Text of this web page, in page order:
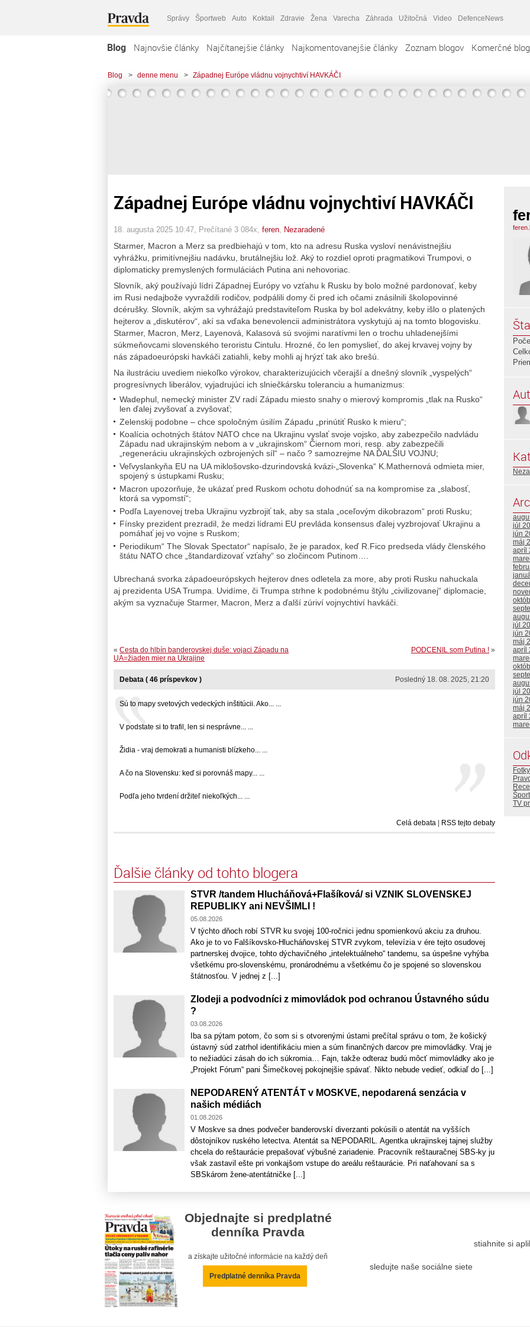
Správy Športweb Auto Koktail Zdravie Žena Varecha Záhrada Užitočná Video DefenceNews
Blog Najnovšie články Najčítanejšie články Najkomentovanejšie články Zoznam blogov Komerčné
Blog > denne menu > Západnej Európe vládnu vojnychtiví HAVKÁČI
Západnej Európe vládnu vojnychtiví HAVKÁČI
18. augusta 2025 10:47 , Prečítané 3 084x, feren Nezaradené
Starmer, Macron a Merz sa predbiehajú v tom, kto na adresu Ruska vysloví nenávistnejšiu
vyhrážku, primitívnejšiu nadávku, brutálnejšiu lož. Aký to rozdiel oproti pragmatikovi Trumpovi, o
diplomaticky premyslených formuláciách Putina ani nehovoriac.
Slovník, aký používajú lídri Západnej Európy vo vzťahu k Rusku by bolo možné pardonovať, keby
im Rusi nedajbože vyvraždili rodičov, podpálili domy či pred ich očami znásilnili školopovinné
dcérušky. Slovník, akým sa vyhrážajú predstaviteľom Ruska by bol adekvátny, keby išlo o platených
hejterov a „diskutérov“, akí sa vďaka benevolencii administrátora vyskytujú aj na tomto blogovisku.
Starmer, Macron, Merz, Layenová, Kalasová sú svojimi naratívmi len o trochu uhladenejšími
súkmeňovcami slovenského teroristu Cintulu. Hrozné, čo len pomyslieť, do akej krvavej vojny by
nás západoeurópski havkáči zatiahli, keby mohli aj hrýzť tak ako brešú.
Na ilustráciu uvediem niekoľko výrokov, charakterizujúcich včerajší a dnešný slovník „vyspelých“
progresívnych liberálov, vyjadrujúci ich slniečkársku toleranciu a humanizmus:
Wadephul, nemecký minister ZV radí Západu miesto snahy o mierový kompromis „tlak na Rusko“
len ďalej zvyšovať a zvyšovať;
Zelenskij podobne – chce spoločným úsilím Západu „prinútiť Rusko k mieru“;
Koalícia ochotných štátov NATO chce na Ukrajinu vyslať svoje vojsko, aby zabezpečilo nadvládu
Západu nad ukrajinským nebom a v „ukrajinskom“ Čiernom mori, resp. aby zabezpečili
„regeneráciu ukrajinských ozbrojených síl“ – načo ? samozrejme NA ĎALŠIU VOJNU;
Veľvyslankyňa EU na UA miklošovsko-dzurindovská kvázi-„Slovenka“ K.Mathernová odmieta mier,
spojený s ústupkami Rusku;
Macron upozorňuje, že ukázať pred Ruskom ochotu dohodnúť sa na kompromise za „slabosť,
ktorá sa vypomstí“;
Podľa Layenovej treba Ukrajinu vyzbrojiť tak, aby sa stala „oceľovým dikobrazom“ proti Rusku;
Fínsky prezident prezradil, že medzi lídrami EU prevláda konsensus ďalej vyzbrojovať Ukrajinu a
pomáhať jej vo vojne s Ruskom;
Periodikum“ The Slovak Spectator“ napísalo, že je paradox, keď R.Fico predseda vlády členského
štátu NATO chce „štandardizovať vzťahy“ so zločincom Putinom….
Ubrechaná svorka západoeurópskych hejterov dnes odletela za more, aby proti Rusku nahuckala
aj prezidenta USA Trumpa. Uvidíme, či Trumpa strhne k podobnému štýlu „civilizovanej“ diplomacie,
akým sa vyznačuje Starmer, Macron, Merz a ďalší zúriví vojnychtiví havkáči.
PODCENIL som Putina ! »
« Cesta do hlbín banderovskej duše: vojaci Západu na
UA=žiaden mier na Ukrajine
Posledný 18. 08. 2025, 21:20
Debata ( 46 príspevkov )
Sú to mapy svetových vedeckých inštitúcii. Ako... ...
V podstate si to trafil, len si nesprávne... ...
Židia - vraj demokrati a humanisti blízkeho... ...
A čo na Slovensku: keď si porovnáš mapy... ...
Podľa jeho tvrdení držiteľ niekoľkých... ...
Celá debata | RSS tejto debaty
Ďalšie články od tohto blogera
STVR /tandem Hlucháňová+Flašíková/ si VZNIK SLOVENSKEJ
REPUBLIKY ani NEVŠIMLI !
05.08.2026
V týchto dňoch robí STVR ku svojej 100-ročnici jednu spomienkovú akciu za druhou.
Ako je to vo Falšíkovsko-Hlucháňovskej STVR zvykom, televízia v ére tejto osudovej
partnerskej dvojice, tohto dýchavičného „intelektuálneho“ tandemu, sa úspešne vyhýba
všetkému pro-slovenskému, pronárodnému a všetkému čo je spojené so slovenskou
štátnosťou. V jednej z [...]
Zlodeji a podvodníci z mimovládok pod ochranou Ústavného súdu
?
03.08.2026
Iba sa pýtam potom, čo som si s otvorenými ústami prečítal správu o tom, že košický
ústavný súd zatrhol identifikáciu mien a súm finančných darcov pre mimovládky. Vraj je
to nežiadúci zásah do ich súkromia… Fajn, takže odteraz budú môcť mimovládky ako je
„Projekt Fórum“ pani Šimečkovej pokojnejšie spávať. Nikto nebude vedieť, odkiaľ do [...]
NEPODARENÝ ATENTÁT v MOSKVE, nepodarená senzácia v
našich médiách
01.08.2026
V Moskve sa dnes podvečer banderovskí diverzanti pokúsili o atentát na vyšších
dôstojníkov ruského letectva. Atentát sa NEPODARIL. Agentka ukrajinskej tajnej služby
chcela do reštaurácie prepašovať výbušné zariadenie. Pracovník reštauračnej SBS-ky ju
však zastavil ešte pri vonkajšom vstupe do areálu reštaurácie. Pri naťahovaní sa s
SBSkárom žene-atentátničke [...]
júl
jún
máj
apríl
júl
jún
máj
apríl
júl
jún
máj
apríl
Fotky
Šport
TV
Objednajte si predplatné
denníka Pravda
a získajte užitočné informácie na každý deň
Predplatné denníka Pravda
sledujte naše sociálne siete
stiahnite si